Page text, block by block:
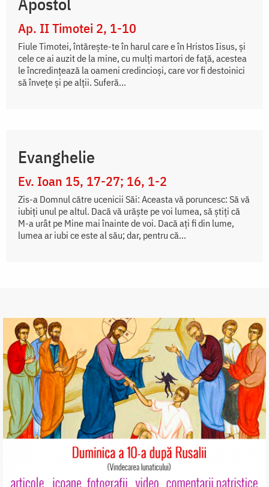
Ap. II Timotei 2, 1-10
Fiule Timotei, întăreşte-te în harul care e în Hristos Iisus, şi
cele ce ai auzit de la mine, cu mulţi martori de faţă, acestea
le încredinţează la oameni credincioşi, care vor fi destoinici
să înveţe şi pe alţii. Suferă...
Evanghelie
Ev. Ioan 15, 17-27; 16, 1-2
Zis-a Domnul către ucenicii Săi: Aceasta vă poruncesc: Să vă
iubiți unul pe altul. Dacă vă urăște pe voi lumea, să știți că
M-a urât pe Mine mai înainte de voi. Dacă ați fi din lume,
lumea ar iubi ce este al său; dar, pentru că...